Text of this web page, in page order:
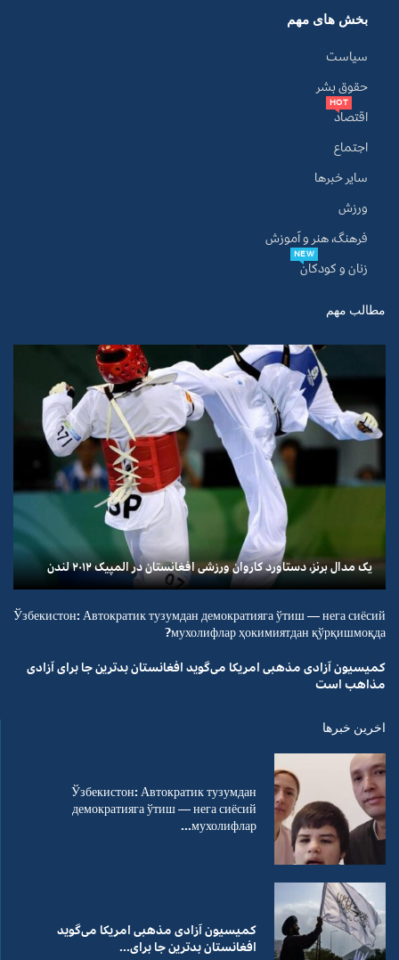
بخش های مهم
سیاست
حقوق بشر
اقتصاد
HOT
اجتماع
سایر خبرها
ورزش
فرهنگ، هنر و آموزش
زنان و کودکان
NEW
مطالب مهم
یک مدال برنز، دستاورد کاروان ورزشی افغانستان در المپیک ۲۰۱۲ لندن
Ўзбекистон: Автократик тузумдан демократияга ўтиш — нега сиёсий
мухолифлар ҳокимиятдан қўрқишмоқда?
کمیسیون آزادی مذهبی امریکا می‌گوید افغانستان بدترین جا برای آزادی
مذاهب است
اخرین خبرها
Ўзбекистон: Автократик тузумдан
демократияга ўтиш — нега сиёсий
мухолифлар...
کمیسیون آزادی مذهبی امریکا می‌گوید
افغانستان بدترین جا برای...